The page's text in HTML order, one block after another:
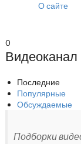
О сайте
0
Последние
Популярные
Обсуждаемые
Подборки